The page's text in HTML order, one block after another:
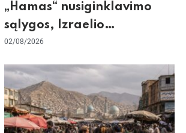
„Hamas“ nusiginklavimo
sąlygos, Izraelio
skepticizmas ir ES nerimas
02/08/2026